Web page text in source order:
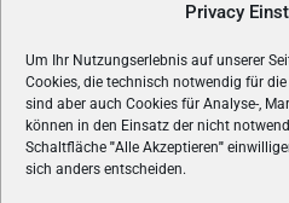
Privacy
Um Ihr Nutzungserlebnis auf unserer
Cookies, die technisch notwendig für
sind aber auch Cookies für Analyse-,
können in den Einsatz der nicht
Schaltfläche "Alle Akzeptieren"
sich anders entscheiden.